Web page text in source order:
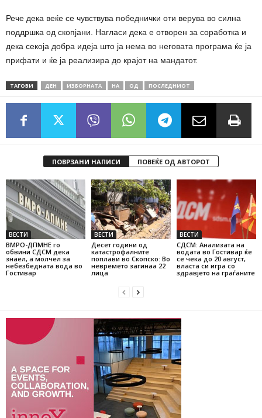
Рече дека веќе се чувствува победнички оти верува во силна
поддршка од скопјани. Нагласи дека е отворен за соработка и
дека секоја добра идеја што ја нема во неговата програма ќе ја
прифати и ќе ја реализира до крајот на мандатот.
ТАГОВИ ДЕН ИЗБОРНАТА НА ОД ПОСЛЕДНИОТ
ПОВРЗАНИ НАПИСИ ПОВЕЌЕ ОД АВТОРОТ
ВЕСТИ
ВМРО-ДПМНЕ го
обвини СДСМ дека
знаел, а молчел за
небезбедната вода во
Гостивар
ВЕСТИ
Десет години од
катастрофалните
поплави во Скопско: Во
невремето загинаа 22
лица
ВЕСТИ
СДСМ: Анализата на
водата во Гостивар ќе
се чека до 20 август,
власта си игра со
здравјето на граѓаните